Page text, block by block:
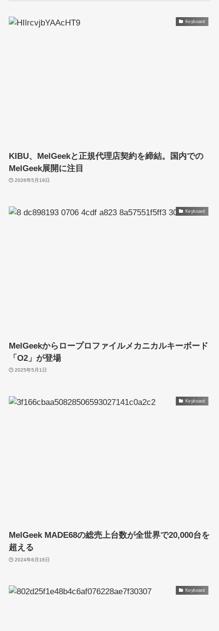
Keyboard
KIBU、MelGeekと正規代理店契約を締結。国内での
MelGeek展開に注目
2026年5月19日
Keyboard
MelGeekからロープロファイルメカニカルキーボード
「O2」が登場
2025年5月1日
Keyboard
MelGeek MADE68の総売上台数が全世界で20,000台を
超える
2024年6月16日
Keyboard